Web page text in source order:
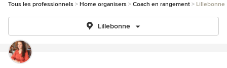
Tous les professionnels Home organisers Coach en rangement Lillebonne
Lillebonne